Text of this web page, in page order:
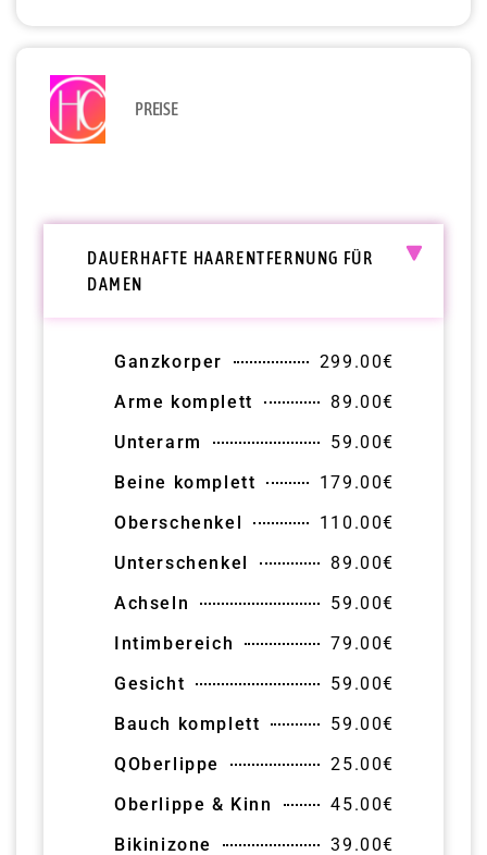
PREISE
DAUERHAFTE HAARENTFERNUNG FÜR
DAMEN
Ganzkorper
299.00€
Arme komplett
89.00€
Unterarm
59.00€
Beine komplett
179.00€
Oberschenkel
110.00€
Unterschenkel
89.00€
Achseln
59.00€
Intimbereich
79.00€
Gesicht
59.00€
Bauch komplett
59.00€
QOberlippe
25.00€
Oberlippe & Kinn
45.00€
Bikinizone
39.00€